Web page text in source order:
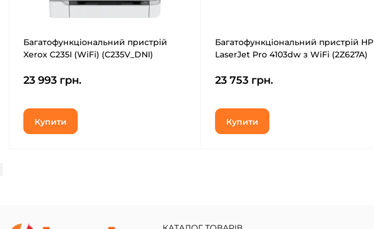
Багатофункціональний пристрій
Xerox C235I (WiFi) (C235V_DNI)
23 993 грн.
Купити
Багатофункціональний пристрій HP
LaserJet Pro 4103dw з WiFi (2Z627A)
23 753 грн.
Купити